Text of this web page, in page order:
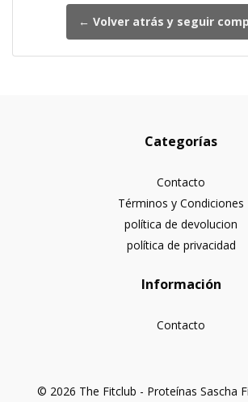
← Volver atrás y seguir
Categorías
Contacto
Términos y Condiciones
política de devolucion
política de privacidad
Información
Contacto
© 2026 The Fitclub - Proteínas Sascha